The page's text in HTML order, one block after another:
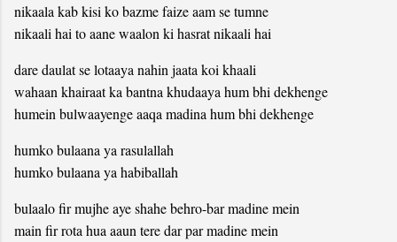
nikaala kab kisi ko bazme faize aam se tumne
nikaali hai to aane waalon ki hasrat nikaali hai
dare daulat se lotaaya nahin jaata koi khaali
wahaan khairaat ka bantna khudaaya hum bhi dekhenge
humein bulwaayenge aaqa madina hum bhi dekhenge
humko bulaana ya rasulallah
humko bulaana ya habiballah
bulaalo fir mujhe aye shahe behro-bar madine mein
main fir rota hua aaun tere dar par madine mein